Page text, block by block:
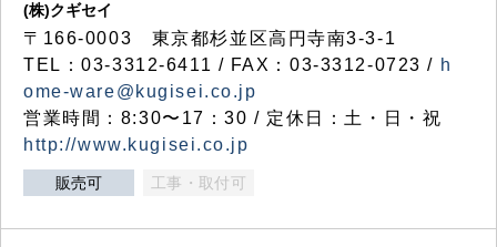
(株)クギセイ
〒166-0003 東京都杉並区高円寺南3-3-1
TEL：03-3312-6411 / FAX：03-3312-0723 / h
ome-ware@kugisei.co.jp
営業時間：8:30〜17：30 / 定休日：土・日・祝
http://www.kugisei.co.jp
販売可 工事・取付可